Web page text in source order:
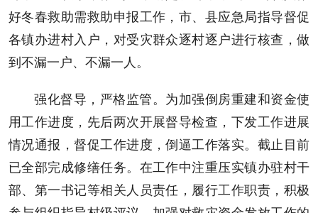
好冬春救助需救助申报工作，市、县应急局指导督促
各镇办进村入户，对受灾群众逐村逐户进行核查，做
到不漏一户、不漏一人。
强化督导，严格监管。为加强倒房重建和资金使
用工作进度，先后两次开展督导检查，下发工作进展
情况通报，督促工作进度，倒逼工作落实。截止目前
已全部完成修缮任务。在工作中注重压实镇办驻村干
部、第一书记等相关人员责任，履行工作职责，积极